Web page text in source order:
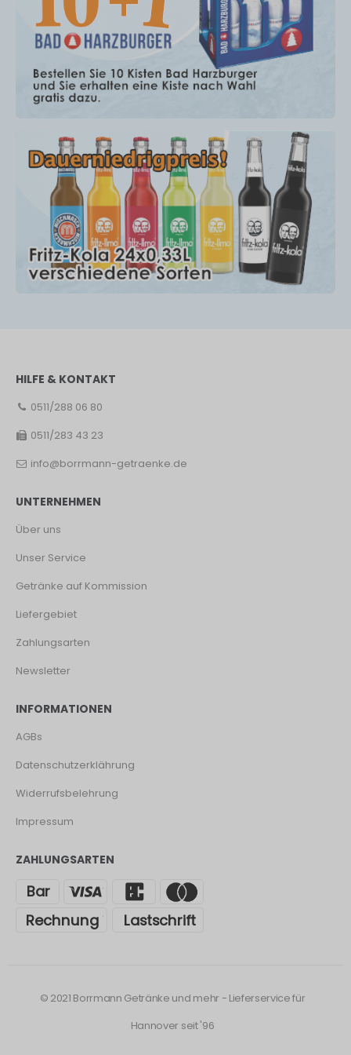
HILFE & KONTAKT
0511/288 06 80
0511/283 43 23
info@borrmann-getraenke.de
UNTERNEHMEN
Über uns
Unser Service
Getränke auf Kommission
Liefergebiet
Zahlungsarten
Newsletter
INFORMATIONEN
AGBs
Datenschutzerklährung
Widerrufsbelehrung
Impressum
ZAHLUNGSARTEN
© 2021 Borrmann Getränke und mehr - Lieferservice für
Hannover seit '96